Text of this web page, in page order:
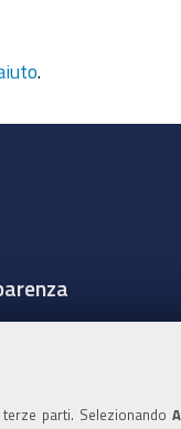
parti. Selezionando
Legale